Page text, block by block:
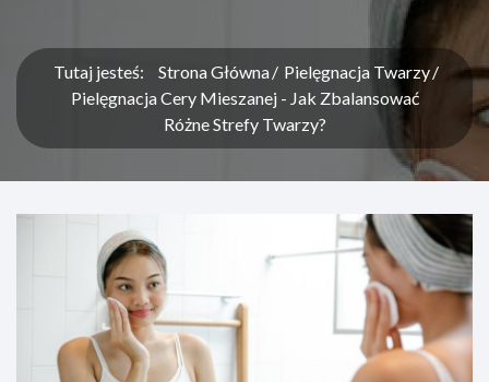
Tutaj jesteś: Strona Główna
Pielęgnacja Twarzy
Pielęgnacja Cery Mieszanej - Jak Zbalansować
Różne Strefy Twarzy?